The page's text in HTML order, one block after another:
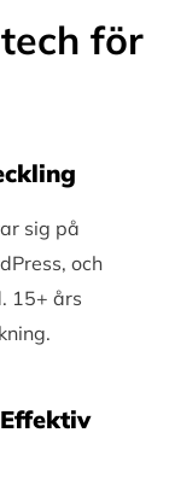
för
sig på
och
15+ års